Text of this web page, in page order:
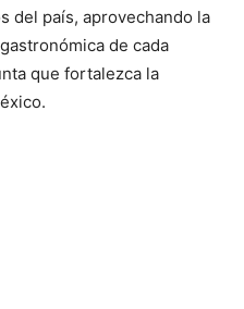
del país, aprovechando la
de cada
que fortalezca la